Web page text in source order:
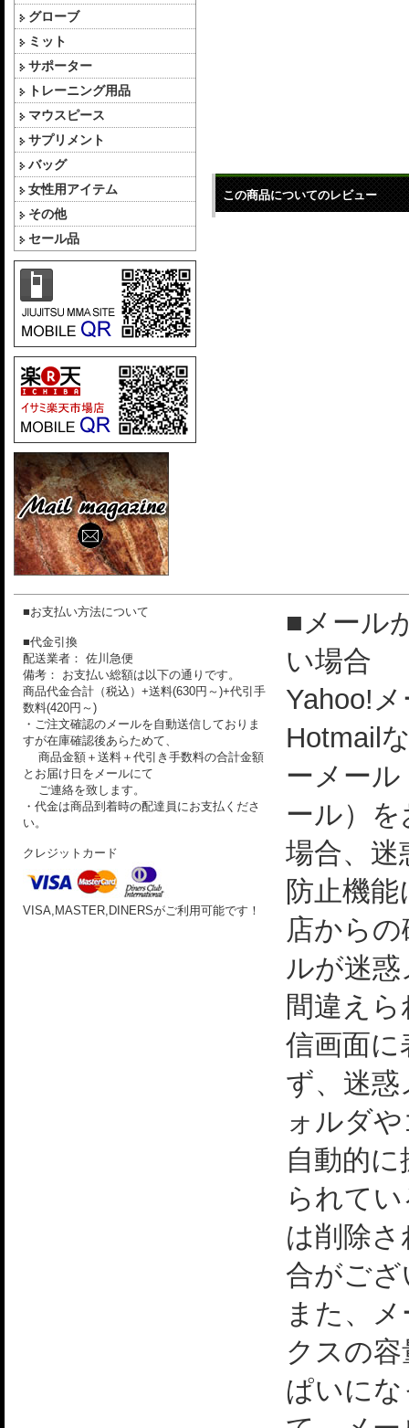
グローブ
ミット
サポーター
トレーニング用品
マウスピース
サプリメント
バッグ
女性用アイテム
その他
セール品
この商品についてのレビュー
■お支払い方法について
■代金引換
配送業者： 佐川急便
備考： お支払い総額は以下の通りです。
商品代金合計（税込）+送料(630円～)+代引手
数料(420円～)
・ご注文確認のメールを自動送信しておりま
すが在庫確認後あらためて、
商品金額＋送料＋代引き手数料の合計金額
とお届け日をメールにて
ご連絡を致します。
・代金は商品到着時の配達員にお支払くださ
い。
クレジットカード
VISA,MASTER,DINERSがご利用可能です！
■メール
い場合
Yahoo!
Hotmail
ーメー
ール）
場合、迷
防止機
店から
ルが迷
間違え
信画面に
ず、迷
ォルダ
自動的
られて
は削除
合がご
また、
クスの
ぱいに